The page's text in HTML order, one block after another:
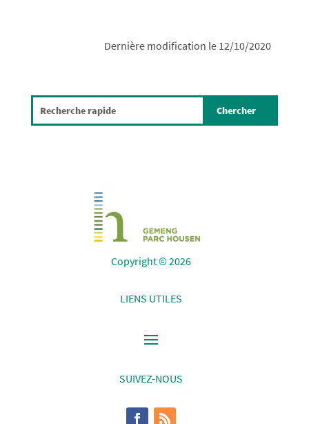
Dernière modification le 12/10/2020
Copyright © 2026
LIENS UTILES
SUIVEZ-NOUS